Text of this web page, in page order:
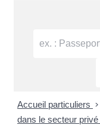
Accueil particuliers >
dans le secteur privé